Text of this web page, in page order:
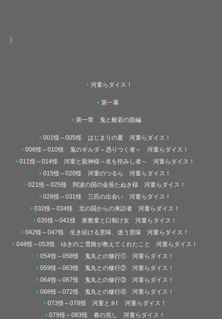
）
河童らダイス！
第一幕
第一章 鬼と般若の面編
001怪～005怪 はじまりの夏 河童らダイス！
006怪～010怪 鬼のギルダ～憑りつく者～ 河童らダイス！
011怪～014怪 河童と龍神様～名を拒みし者～ 河童らダイス！
015怪～020怪 河童のつるら 河童らダイス！
021怪～025怪 阿波の国の金長たぬき様 河童らダイス！
026怪～031怪 三匹の出会い 河童らダイス！
032怪～034怪 北の国からの来訪者 河童らダイス！
035怪～041怪 座敷童と口裂け女 河童らダイス！
042怪～047怪 生き続ける意味、迷う意味 河童らダイス！
048怪～053怪 ゆきのこ雪路が教えてくれたこと 河童らダイス！
054怪～058怪 鬼丸との修行① 河童らダイス！
059怪～063怪 鬼丸との修行② 河童らダイス！
064怪～067怪 鬼丸との修行③ 河童らダイス！
068怪～072怪 鬼丸との修行④ 河童らダイス！
073怪～078怪 河童と８t 河童らダイス！
079怪～083怪 春の兆し 河童らダイス！